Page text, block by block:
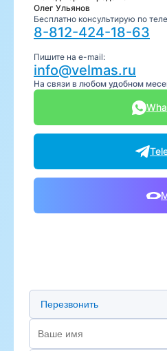
Олег Ульянов
Бесплатно консультирую по
8-812-424-18-63
Пишите на e-mail:
info@velmas.ru
На связи в любом удобном
Предпочтительный